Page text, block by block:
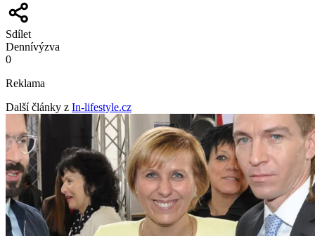
Sdílet
Dennívýzva
0
Reklama
Další články z In-lifestyle.cz